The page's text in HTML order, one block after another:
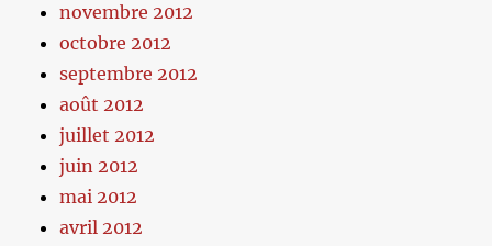
novembre 2012
octobre 2012
septembre 2012
août 2012
juillet 2012
juin 2012
mai 2012
avril 2012